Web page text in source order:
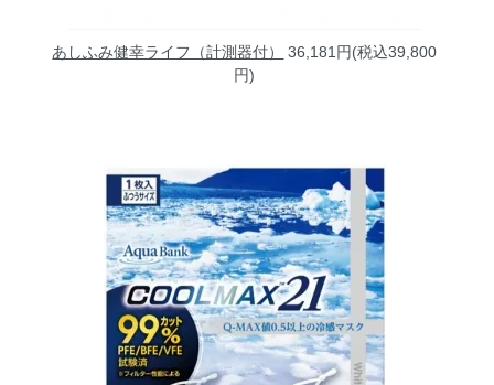
あしふみ健幸ライフ（計測器付）
36,181円(税込39,800
円)